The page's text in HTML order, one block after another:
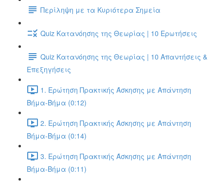
Περίληψη με τα Κυριότερα Σημεία
Quiz Κατανόησης της Θεωρίας | 10 Ερωτήσεις
Quiz Κατανόησης της Θεωρίας | 10 Απαντήσεις &
Επεξηγήσεις
1. Ερώτηση Πρακτικής Άσκησης με Απάντηση
Βήμα-Βήμα (0:12)
2. Ερώτηση Πρακτικής Άσκησης με Απάντηση
Βήμα-Βήμα (0:14)
3. Ερώτηση Πρακτικής Άσκησης με Απάντηση
Βήμα-Βήμα (0:11)